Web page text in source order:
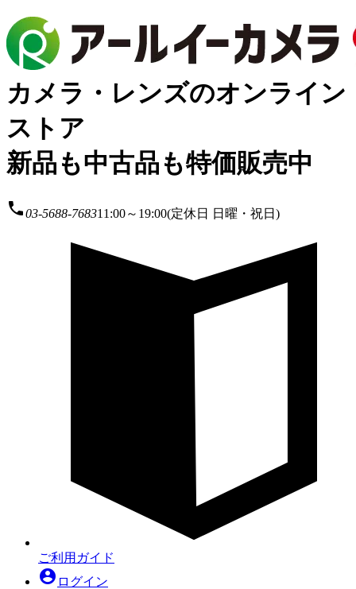
カメラ・レンズのオンライン
ストア
新品も中古品も特価販売中
local_phone03-5688-768311:00～19:00(定休日 日曜・祝日)
ご利用ガイド
account_circle ログイン